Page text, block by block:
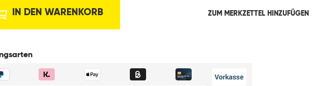
IN DEN WARENKORB ZUM MERKZETTEL HINZUFÜGEN